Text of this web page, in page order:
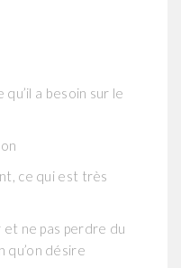
a besoin sur le
ce qui est très
et ne pas perdre du
qu’on désire